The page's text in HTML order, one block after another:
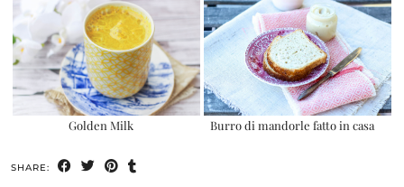
Golden Milk Burro di mandorle fatto in casa
SHARE: